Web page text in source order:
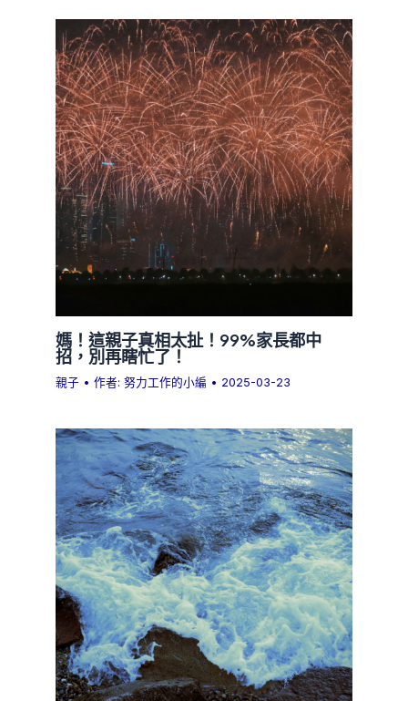
媽！這親子真相太扯！99%家長都中
招，別再瞎忙了！
親子 • 作者:努力工作的小編 • 2025-03-23